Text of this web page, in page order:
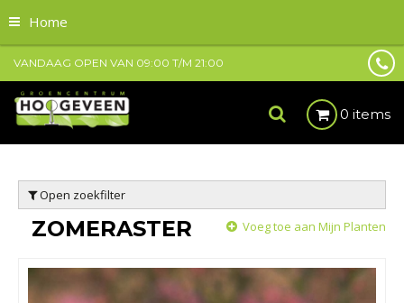
Home
VANDAAG OPEN VAN 09:00 T/M 21:00
0 items
Open zoekfilter
ZOMERASTER Voeg toe aan Mijn Planten